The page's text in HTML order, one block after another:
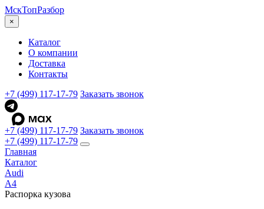
МскТопРазбор
×
Каталог
О компании
Доставка
Контакты
+7 (499) 117-17-79 Заказать звонок
+7 (499) 117-17-79 Заказать звонок
+7 (499) 117-17-79
Главная
Каталог
Audi
A4
Распорка кузова